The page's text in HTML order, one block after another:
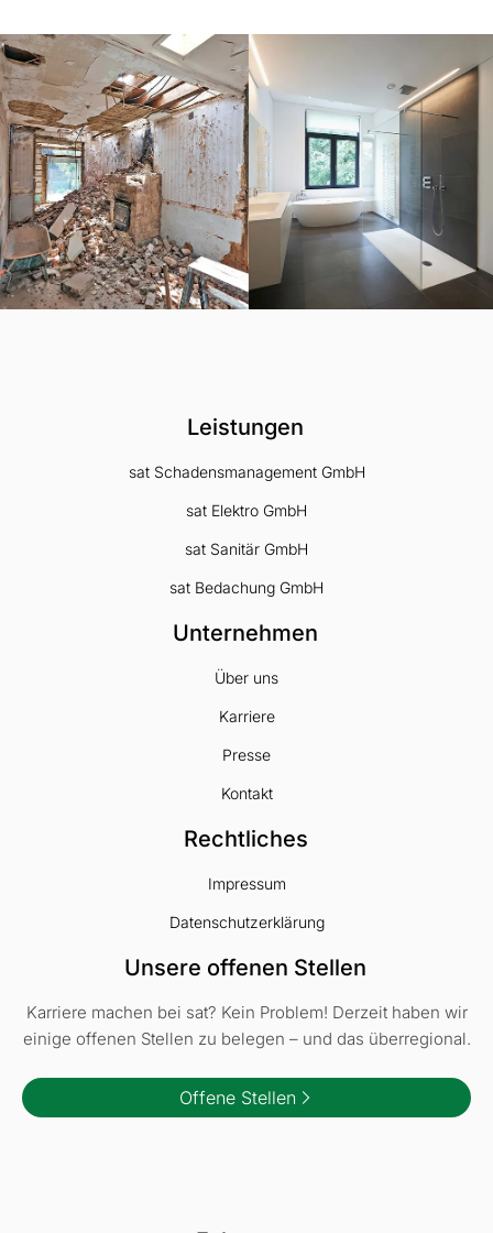
Leistungen
sat Schadensmanagement GmbH
sat Elektro GmbH
sat Sanitär GmbH
sat Bedachung GmbH
Unternehmen
Über uns
Karriere
Presse
Kontakt
Rechtliches
Impressum
Datenschutzerklärung
Unsere offenen Stellen
Karriere machen bei sat? Kein Problem! Derzeit haben wir
einige offenen Stellen zu belegen – und das überregional.
Offene Stellen